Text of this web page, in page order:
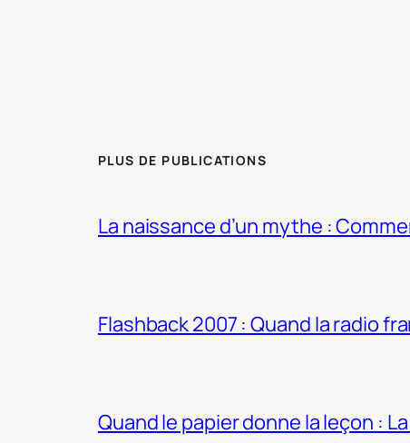
PLUS DE PUBLICATIONS
La naissance d’un mythe :
Flashback 2007 : Quand la radio
Quand le papier donne la leçon :